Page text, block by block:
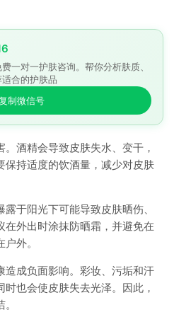
一对一护肤咨询。帮你分析肤质、
合的护肤品
制微信号
酒精会导致皮肤失水、变干，
保持适度的饮酒量，减少对皮肤
于阳光下可能导致皮肤晒伤、
在外出时涂抹防晒霜，并避免在
外。
造成负面影响。彩妆、污垢和汗
也会使皮肤失去光泽。因此，